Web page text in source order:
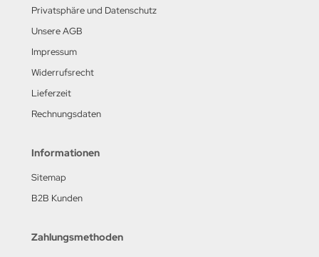
Privatsphäre und Datenschutz
Unsere AGB
Impressum
Widerrufsrecht
Lieferzeit
Rechnungsdaten
Informationen
Sitemap
B2B Kunden
Zahlungsmethoden